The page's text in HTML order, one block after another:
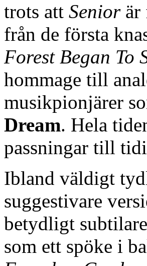
trots att Seniorär
från de första
Forest Began To
hommage till
musikpionjärer
Dream. Hela
passningar till
Ibland väldigt
suggestivare
betydligt
som ett spöke i